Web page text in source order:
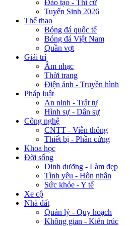
Đào tạo - Thi cử
Tuyển Sinh 2026
Thể thao
Bóng đá quốc tế
Bóng đá Việt Nam
Quần vợt
Giải trí
Âm nhạc
Thời trang
Điện ảnh - Truyền hình
Pháp luật
An ninh - Trật tự
Hình sự - Dân sự
Công nghệ
CNTT - Viễn thông
Thiết bị - Phần cứng
Khoa học
Đời sống
Dinh dưỡng - Làm đẹp
Tình yêu - Hôn nhân
Sức khỏe - Y tế
Xe cộ
Nhà đất
Quản lý - Quy hoạch
Không gian - Kiến trúc